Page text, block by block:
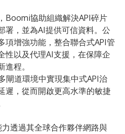
Boomi協助組織解決API碎片
署，並為AI提供可信資料。公
項增強功能，整合聯合式API管
性以及代理AI支援，在保障企
程。
閘道環境中實現集中式API治
遲，從而開啟更高水準的敏捷
透過其全球合作夥伴網路與